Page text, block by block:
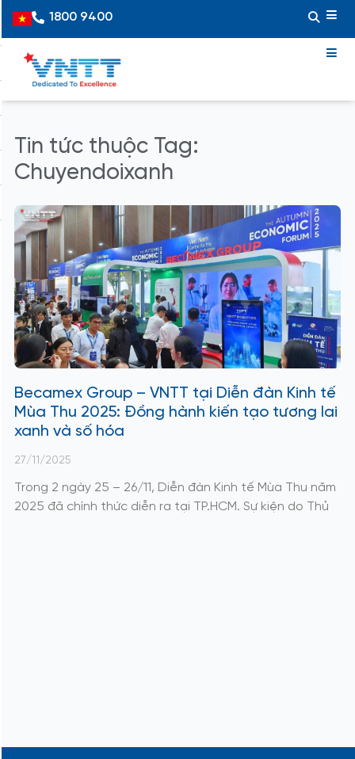
content
Vietnamese
1800 9400
Tin tức thuộc Tag:
Chuyendoixanh
Becamex Group – VNTT tại Diễn đàn Kinh tế
Mùa Thu 2025: Đồng hành kiến tạo tương lai
xanh và số hóa
27/11/2025
Trong 2 ngày 25 – 26/11, Diễn đàn Kinh tế Mùa Thu năm
2025 đã chính thức diễn ra tại TP.HCM. Sự kiện do Thủ